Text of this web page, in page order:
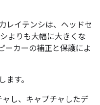
レイテンシは、ヘッドセ
よりも大幅に大きくな
ーカーの補正と保護によ
す。
し、キャプチャしたデ